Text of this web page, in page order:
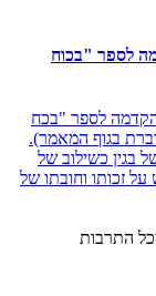
לספר "בכוח
הקדמה לספר "בכח
בגוף המאמר).
בגין כשילוב של
על זכותו וחובתו של